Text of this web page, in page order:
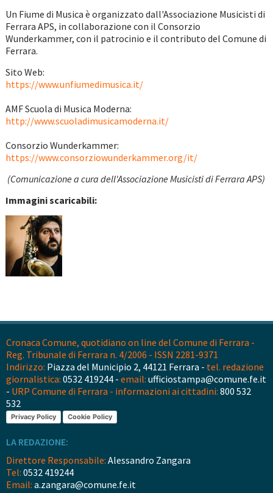
Un Fiume di Musica è organizzato dall'Associazione Musicisti di
Ferrara APS, in collaborazione con il Consorzio
Wunderkammer, con il patrocinio e il contributo del Comune di
Ferrara.
Sito Web:
https://www.unfiumedimusica.it/
AMF Scuola di Musica Moderna:
http://www.scuoladimusicamoderna.it/
Consorzio Wunderkammer:
https://www.consorziowunderkammer.org/it/
(Comunicazione a cura dell'Associazione Musicisti di Ferrara APS)
Immagini scaricabili:
Cronaca Comune, quotidiano on line del Comune di Ferrara -
Reg. Tribunale di Ferrara n. 4/2006 - ISSN 2281-9371
Indirizzo: Piazza del Municipio 2, 44121 Ferrara - tel. redazione
giornalistica: 0532 419244 - email: ufficiostampa@comune.fe.it
- URP Comune di Ferrara - informazioni ai cittadini: 800 532
532
Privacy Policy Cookie Policy
LA REDAZIONE:
Direttore Responsabile: Alessandro Zangara
Tel: 0532 419244
Email: a.zangara@comune.fe.it